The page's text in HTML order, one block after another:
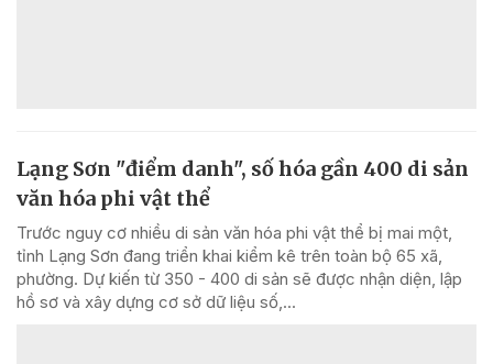
Lạng Sơn "điểm danh", số hóa gần 400 di sản
văn hóa phi vật thể
Trước nguy cơ nhiều di sản văn hóa phi vật thể bị mai một,
tỉnh Lạng Sơn đang triển khai kiểm kê trên toàn bộ 65 xã,
phường. Dự kiến từ 350 - 400 di sản sẽ được nhận diện, lập
hồ sơ và xây dựng cơ sở dữ liệu số,...